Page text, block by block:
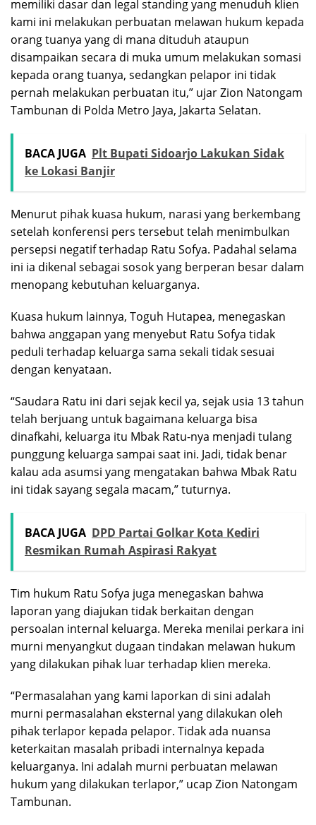
memiliki dasar dan legal standing yang menuduh klien
kami ini melakukan perbuatan melawan hukum kepada
orang tuanya yang di mana dituduh ataupun
disampaikan secara di muka umum melakukan somasi
kepada orang tuanya, sedangkan pelapor ini tidak
pernah melakukan perbuatan itu,” ujar Zion Natongam
Tambunan di Polda Metro Jaya, Jakarta Selatan.
BACA JUGA Plt Bupati Sidoarjo Lakukan Sidak
ke Lokasi Banjir
Menurut pihak kuasa hukum, narasi yang berkembang
setelah konferensi pers tersebut telah menimbulkan
persepsi negatif terhadap Ratu Sofya. Padahal selama
ini ia dikenal sebagai sosok yang berperan besar dalam
menopang kebutuhan keluarganya.
Kuasa hukum lainnya, Toguh Hutapea, menegaskan
bahwa anggapan yang menyebut Ratu Sofya tidak
peduli terhadap keluarga sama sekali tidak sesuai
dengan kenyataan.
“Saudara Ratu ini dari sejak kecil ya, sejak usia 13 tahun
telah berjuang untuk bagaimana keluarga bisa
dinafkahi, keluarga itu Mbak Ratu-nya menjadi tulang
punggung keluarga sampai saat ini. Jadi, tidak benar
kalau ada asumsi yang mengatakan bahwa Mbak Ratu
ini tidak sayang segala macam,” tuturnya.
BACA JUGA DPD Partai Golkar Kota Kediri
Resmikan Rumah Aspirasi Rakyat
Tim hukum Ratu Sofya juga menegaskan bahwa
laporan yang diajukan tidak berkaitan dengan
persoalan internal keluarga. Mereka menilai perkara ini
murni menyangkut dugaan tindakan melawan hukum
yang dilakukan pihak luar terhadap klien mereka.
“Permasalahan yang kami laporkan di sini adalah
murni permasalahan eksternal yang dilakukan oleh
pihak terlapor kepada pelapor. Tidak ada nuansa
keterkaitan masalah pribadi internalnya kepada
keluarganya. Ini adalah murni perbuatan melawan
hukum yang dilakukan terlapor,” ucap Zion Natongam
Tambunan.